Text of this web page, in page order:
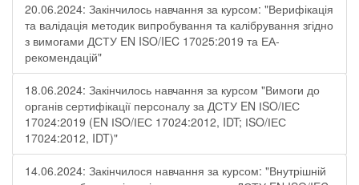
20.06.2024: Закінчилось навчання за курсом: "Верифікація
та валідація методик випробування та калібрування згідно
з вимогами ДСТУ EN ISO/IEC 17025:2019 та ЕА-
рекомендацій"
18.06.2024: Закінчилось навчання за курсом "Вимоги до
органів сертифікації персоналу за ДСТУ EN ІSO/ІЕС
17024:2019 (EN ІSO/ІЕС 17024:2012, IDT; ІSO/ІЕС
17024:2012, IDT)"
14.06.2024: Закінчилося навчання за курсом: "Внутрішній